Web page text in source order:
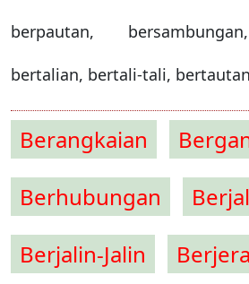
berpautan,
bertalian, bertali-tali, bertautan
Berangkaian
Berhubungan
Berjalin-Jalin